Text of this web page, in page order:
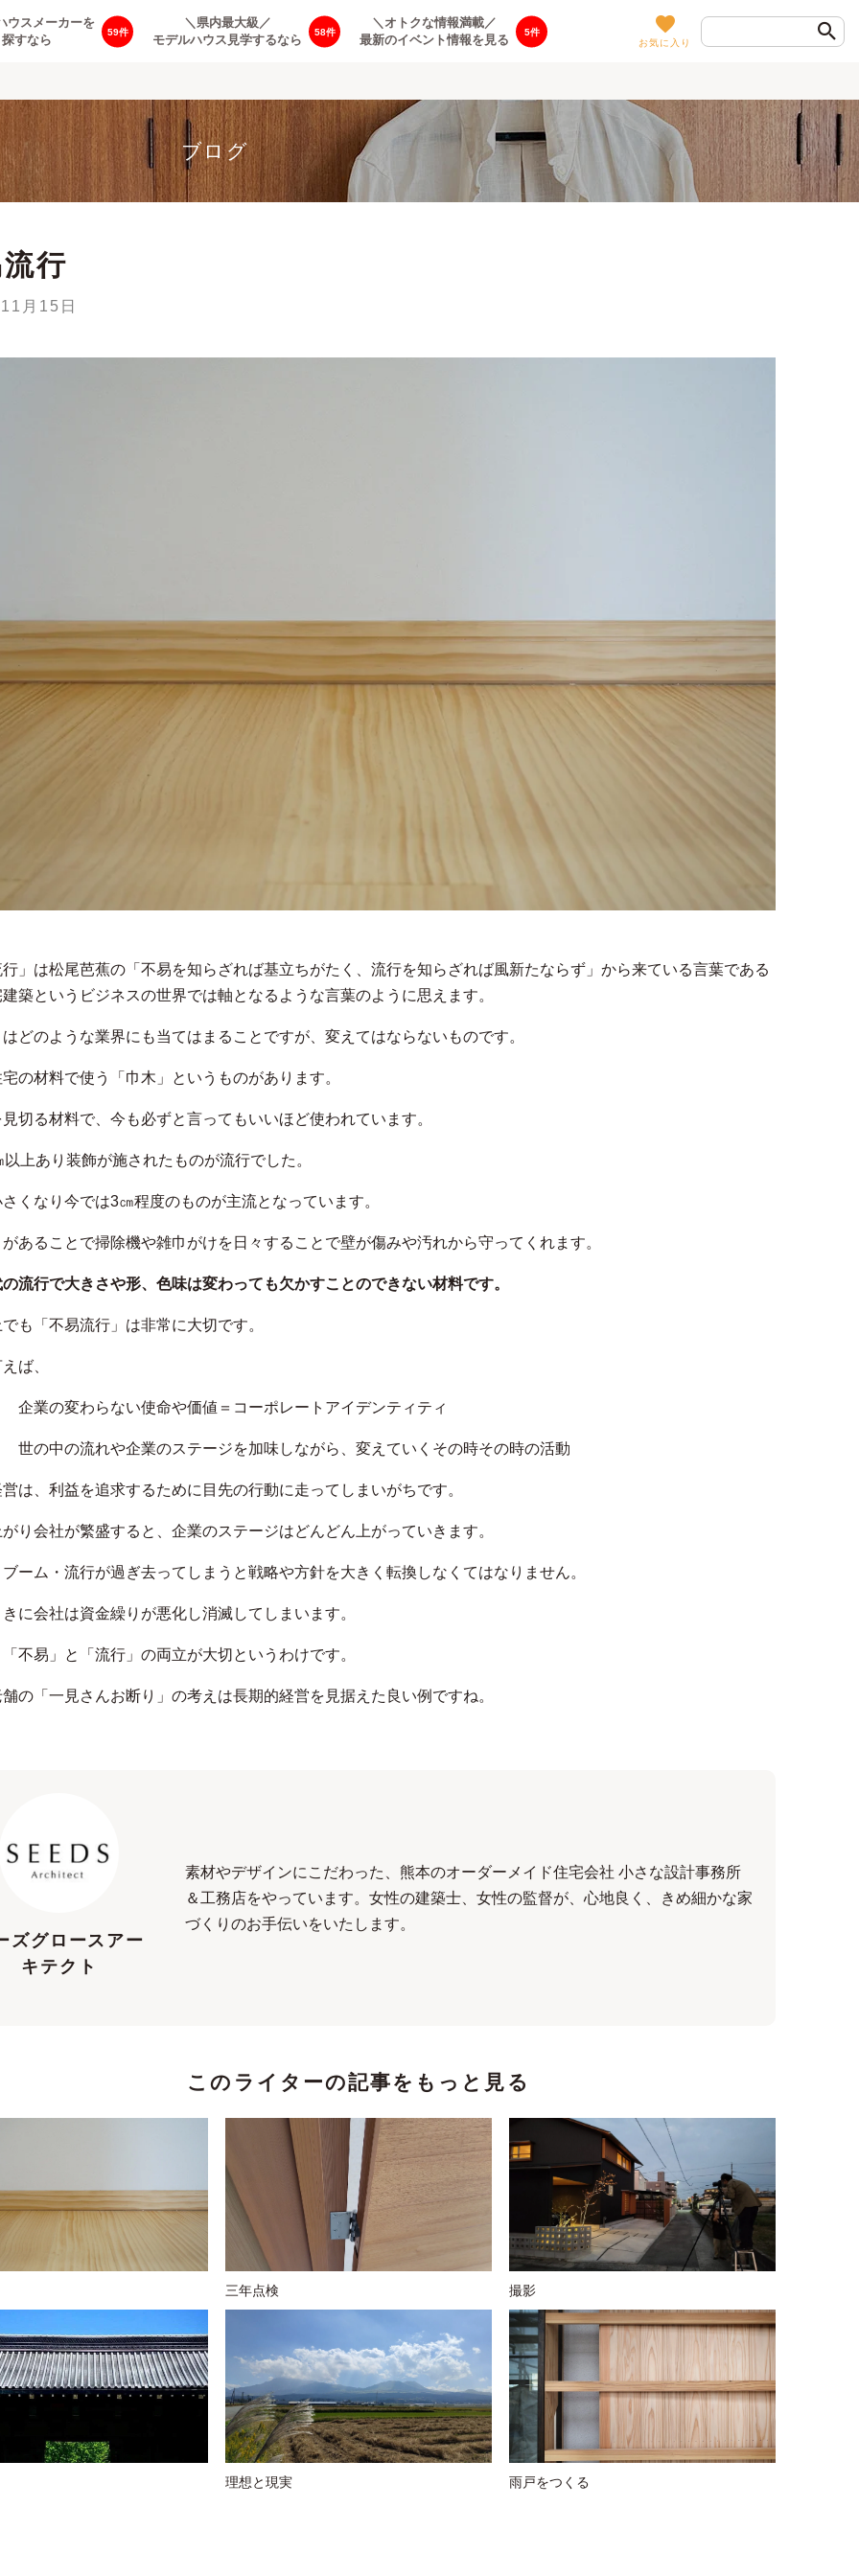
59
ウスメーカーを
探すなら
58
＼県内最大級／
モデルハウス見学するなら
5
＼オトクな情報満載／
最新のイベント情報を見る
お気に入り
ブログ
行
月15日
」は松尾芭蕉の「不易を知らざれば基立ちがたく、流行を知らざれば風新たならず」から来ている言葉である
築というビジネスの世界では軸となるような言葉のように思えます。
どのような業界にも当てはまることですが、変えてはならないものです。
の材料で使う「巾木」というものがあります。
切る材料で、今も必ずと言ってもいいほど使われています。
上あり装飾が施されたものが流行でした。
くなり今では3㎝程度のものが主流となっています。
あることで掃除機や雑巾がけを日々することで壁が傷みや汚れから守ってくれます。
流行で大きさや形、色味は変わっても欠かすことのできない材料です。
も「不易流行」は非常に大切です。
ば、
企業の変わらない使命や価値＝コーポレートアイデンティティ
世の中の流れや企業のステージを加味しながら、変えていくその時その時の活動
は、利益を追求するために目先の行動に走ってしまいがちです。
り会社が繁盛すると、企業のステージはどんどん上がっていきます。
ーム・流行が過ぎ去ってしまうと戦略や方針を大きく転換しなくてはなりません。
に会社は資金繰りが悪化し消滅してしまいます。
不易」と「流行」の両立が大切というわけです。
の「一見さんお断り」の考えは長期的経営を見据えた良い例ですね。
ズグロースアー
キテクト
素材やデザインにこだわった、熊本のオーダーメイド住宅会社 小さな設計事務所
＆工務店をやっています。女性の建築士、女性の監督が、心地良く、きめ細かな家
づくりのお手伝いをいたします。
このライターの記事を もっと見る
三年点検 撮影
理想と現実 雨戸をつくる